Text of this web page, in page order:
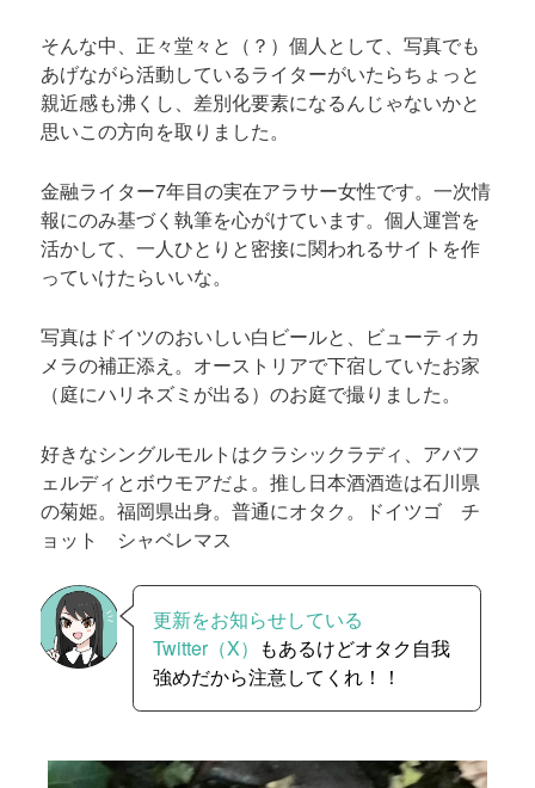
そんな中、正々堂々と（？）個人として、写真でも
あげながら活動しているライターがいたらちょっと
親近感も沸くし、差別化要素になるんじゃないかと
思いこの方向を取りました。
金融ライター7年目の実在アラサー女性です。一次情
報にのみ基づく執筆を心がけています。個人運営を
活かして、一人ひとりと密接に関われるサイトを作
っていけたらいいな。
写真はドイツのおいしい白ビールと、ビューティカ
メラの補正添え。オーストリアで下宿していたお家
（庭にハリネズミが出る）のお庭で撮りました。
好きなシングルモルトはクラシックラディ、アバフ
ェルディとボウモアだよ。推し日本酒酒造は石川県
の菊姫。福岡県出身。普通にオタク。ドイツゴ チ
ョット シャベレマス
更新をお知らせしている
Twitter（X） もあるけどオタク自我
強めだから注意してくれ！！